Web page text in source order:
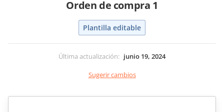
Orden de compra 1
Plantilla editable
Última actualización: junio 19, 2024
Sugerir cambios